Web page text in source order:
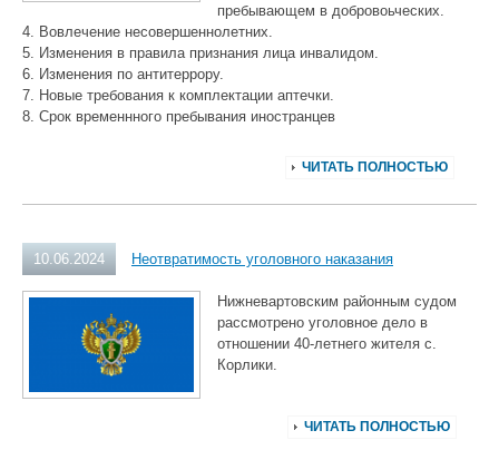
пребывающем в добровоьческих.
4. Вовлечение несовершеннолетних.
5. Изменения в правила признания лица инвалидом.
6. Изменения по антитеррору.
7. Новые требования к комплектации аптечки.
8. Срок временнного пребывания иностранцев
ЧИТАТЬ ПОЛНОСТЬЮ
10.06.2024 Неотвратимость уголовного наказания
Нижневартовским районным судом
рассмотрено уголовное дело в
отношении 40-летнего жителя с.
Корлики.
ЧИТАТЬ ПОЛНОСТЬЮ